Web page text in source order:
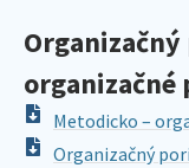
organizačné
Metodicko –
Organizačný